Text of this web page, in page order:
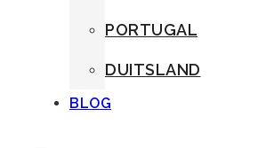
PORTUGAL
DUITSLAND
BLOG